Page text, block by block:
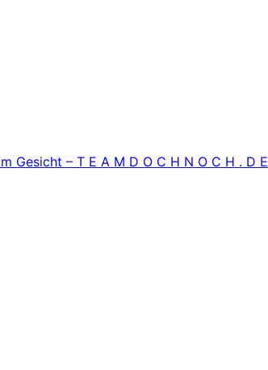
Gesicht – T E A M D O C H N O C H . D E